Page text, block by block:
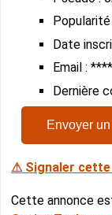
Date
Email :
Dernière
Envoyer
⚠ Signaler cette
Cette annonce